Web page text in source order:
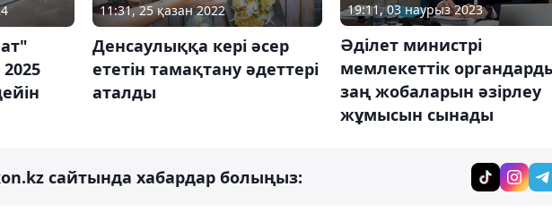
11:31, 25 қазан 2022
Денсаулыққа кері әсер
ететін тамақтану әдеттері
аталды
19:11, 03 наурыз 2023
Әділет министрі
мемлекеттік
заң жобаларын әзірлеу
жұмысын сынады
сайтында хабардар болыңыз: